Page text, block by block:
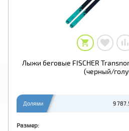
Лыжи беговые FISCHER
(черный/
Долями 9
Размер: